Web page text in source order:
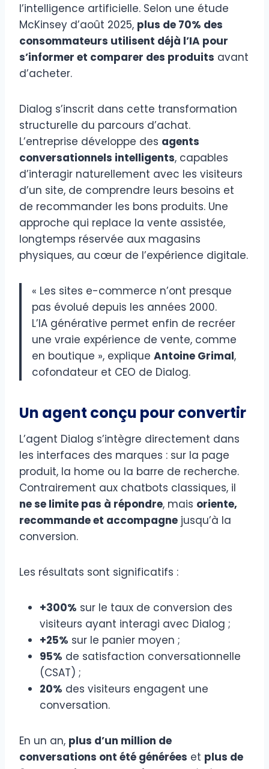
l’intelligence artificielle. Selon une étude
McKinsey d’août 2025, plus de 70% des
consommateurs utilisent déjà l’IA pour
s’informer et comparer des produits avant
d’acheter.
Dialog s’inscrit dans cette transformation
structurelle du parcours d’achat.
L’entreprise développe des agents
conversationnels intelligents, capables
d’interagir naturellement avec les visiteurs
d’un site, de comprendre leurs besoins et
de recommander les bons produits. Une
approche qui replace la vente assistée,
longtemps réservée aux magasins
physiques, au cœur de l’expérience digitale.
« Les sites e-commerce n’ont presque
pas évolué depuis les années 2000.
L’IA générative permet enfin de recréer
une vraie expérience de vente, comme
en boutique », explique Antoine Grimal,
cofondateur et CEO de Dialog.
Un agent conçu pour convertir
L’agent Dialog s’intègre directement dans
les interfaces des marques : sur la page
produit, la home ou la barre de recherche.
Contrairement aux chatbots classiques, il
ne se limite pas à répondre, mais oriente,
recommande et accompagne jusqu’à la
conversion.
Les résultats sont significatifs :
+300% sur le taux de conversion des
visiteurs ayant interagi avec Dialog ;
+25% sur le panier moyen ;
95% de satisfaction conversationnelle
(CSAT) ;
20% des visiteurs engagent une
conversation.
En un an, plus d’un million de
conversations ont été générées et plus de